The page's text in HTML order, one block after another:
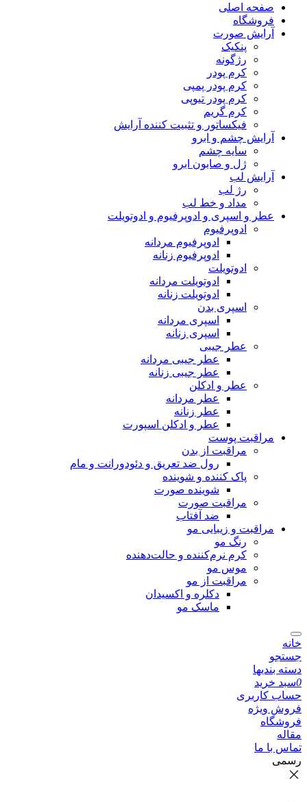
صفحه اصلی
فروشگاه
آرایش صورت
پنکیک
رژگونه
کرم پودر
کرم پودر پمپی
کرم پودر تیوپی
کرم گریم
فیکساتور و تثبیت کننده آرایش
آرایش چشم و ابرو
سایه چشم
ژل و صابون ابرو
آرایش لب
رژ لب
مداد و خط لب
عطر و اسپری و ادوپرفیوم و ادوتویلت
ادوپرفیوم
ادوپرفیوم مردانه
ادوپرفیوم زنانه
ادوتویلت
ادوتویلت مردانه
ادوتویلت زنانه
اسپری بدن
اسپری مردانه
اسپری زنانه
عطر جیبی
عطر جیبی مردانه
عطر جیبی زنانه
عطر و ادکلن
عطر مردانه
عطر زنانه
عطر و ادکلن اسپورت
مراقبت پوست
مراقبت از بدن
رول ضد تعریق و دئودورانت و مام
پاک کننده و شوینده
شوینده صورت
مراقبت صورت
ضد آفتاب
مراقبت و زیبایی مو
رنگ مو
کرم نرم‌کننده و حالت‌دهنده
موس مو
مراقبت از مو
دکلره و اکسیدان
ماسک مو
خانه
جستجو
دسته بندیها
0سبد خرید
حساب کاربری
فروش ویژه
فروشگاه
مقاله
تماس با ما
رسمی